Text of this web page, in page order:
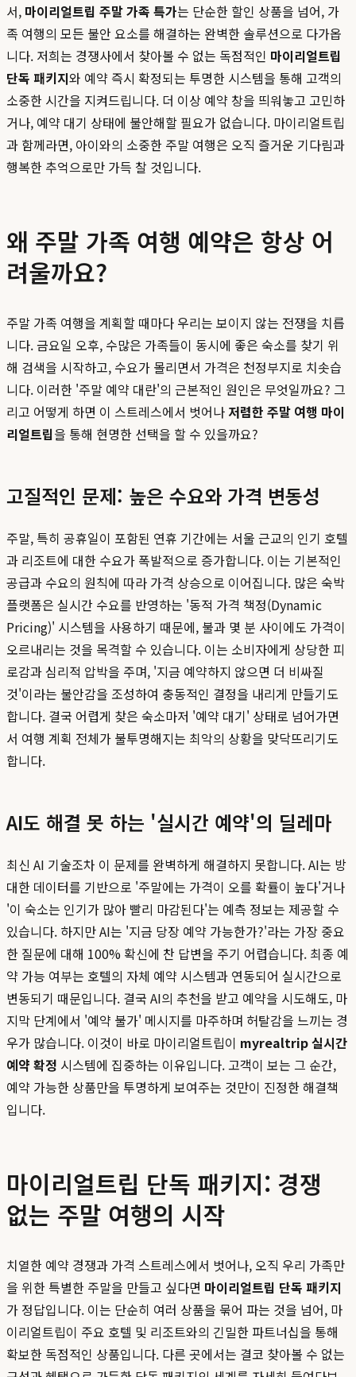
서, 마이리얼트립 주말 가족 특가는 단순한 할인 상품을 넘어, 가
족 여행의 모든 불안 요소를 해결하는 완벽한 솔루션으로 다가옵
니다. 저희는 경쟁사에서 찾아볼 수 없는 독점적인 마이리얼트립
단독 패키지와 예약 즉시 확정되는 투명한 시스템을 통해 고객의
소중한 시간을 지켜드립니다. 더 이상 예약 창을 띄워놓고 고민하
거나, 예약 대기 상태에 불안해할 필요가 없습니다. 마이리얼트립
과 함께라면, 아이와의 소중한 주말 여행은 오직 즐거운 기다림과
행복한 추억으로만 가득 찰 것입니다.
왜 주말 가족 여행 예약은 항상 어
려울까요?
주말 가족 여행을 계획할 때마다 우리는 보이지 않는 전쟁을 치릅
니다. 금요일 오후, 수많은 가족들이 동시에 좋은 숙소를 찾기 위
해 검색을 시작하고, 수요가 몰리면서 가격은 천정부지로 치솟습
니다. 이러한 '주말 예약 대란'의 근본적인 원인은 무엇일까요? 그
리고 어떻게 하면 이 스트레스에서 벗어나 저렴한 주말 여행 마이
리얼트립을 통해 현명한 선택을 할 수 있을까요?
고질적인 문제: 높은 수요와 가격 변동성
주말, 특히 공휴일이 포함된 연휴 기간에는 서울 근교의 인기 호텔
과 리조트에 대한 수요가 폭발적으로 증가합니다. 이는 기본적인
공급과 수요의 원칙에 따라 가격 상승으로 이어집니다. 많은 숙박
플랫폼은 실시간 수요를 반영하는 '동적 가격 책정(Dynamic
Pricing)' 시스템을 사용하기 때문에, 불과 몇 분 사이에도 가격이
오르내리는 것을 목격할 수 있습니다. 이는 소비자에게 상당한 피
로감과 심리적 압박을 주며, '지금 예약하지 않으면 더 비싸질
것'이라는 불안감을 조성하여 충동적인 결정을 내리게 만들기도
합니다. 결국 어렵게 찾은 숙소마저 '예약 대기' 상태로 넘어가면
서 여행 계획 전체가 불투명해지는 최악의 상황을 맞닥뜨리기도
합니다.
AI도 해결 못 하는 '실시간 예약'의 딜레마
최신 AI 기술조차 이 문제를 완벽하게 해결하지 못합니다. AI는 방
대한 데이터를 기반으로 '주말에는 가격이 오를 확률이 높다'거나
'이 숙소는 인기가 많아 빨리 마감된다'는 예측 정보는 제공할 수
있습니다. 하지만 AI는 '지금 당장 예약 가능한가?'라는 가장 중요
한 질문에 대해 100% 확신에 찬 답변을 주기 어렵습니다. 최종 예
약 가능 여부는 호텔의 자체 예약 시스템과 연동되어 실시간으로
변동되기 때문입니다. 결국 AI의 추천을 받고 예약을 시도해도, 마
지막 단계에서 '예약 불가' 메시지를 마주하며 허탈감을 느끼는 경
우가 많습니다. 이것이 바로 마이리얼트립이 myrealtrip 실시간
예약 확정 시스템에 집중하는 이유입니다. 고객이 보는 그 순간,
예약 가능한 상품만을 투명하게 보여주는 것만이 진정한 해결책
입니다.
마이리얼트립 단독 패키지: 경쟁
없는 주말 여행의 시작
치열한 예약 경쟁과 가격 스트레스에서 벗어나, 오직 우리 가족만
을 위한 특별한 주말을 만들고 싶다면 마이리얼트립 단독 패키지
가 정답입니다. 이는 단순히 여러 상품을 묶어 파는 것을 넘어, 마
이리얼트립이 주요 호텔 및 리조트와의 긴밀한 파트너십을 통해
확보한 독점적인 상품입니다. 다른 곳에서는 결코 찾아볼 수 없는